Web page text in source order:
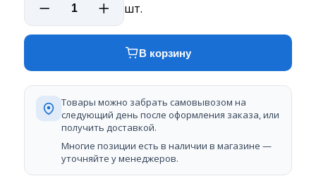
шт.
В корзину
Товары можно забрать самовывозом на
следующий день после оформления заказа, или
получить доставкой.
Многие позиции есть в наличии в магазине —
уточняйте у менеджеров.